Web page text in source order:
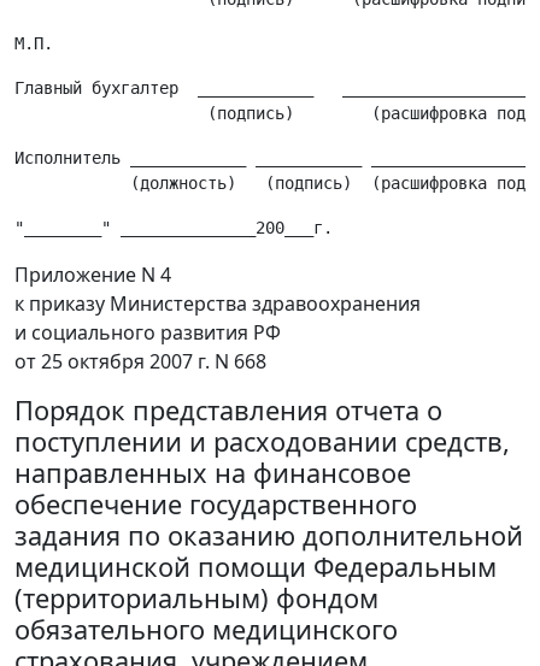
Главный бухгалтер  ____________
Исполнитель ____________ ___________
Приложение N 4
к приказу Министерства здравоохранения
и социального развития РФ
от 25 октября 2007 г. N 668
Порядок представления отчета о
поступлении и расходовании средств,
направленных на финансовое
обеспечение государственного
задания по оказанию дополнительной
медицинской помощи Федеральным
(территориальным) фондом
обязательного медицинского